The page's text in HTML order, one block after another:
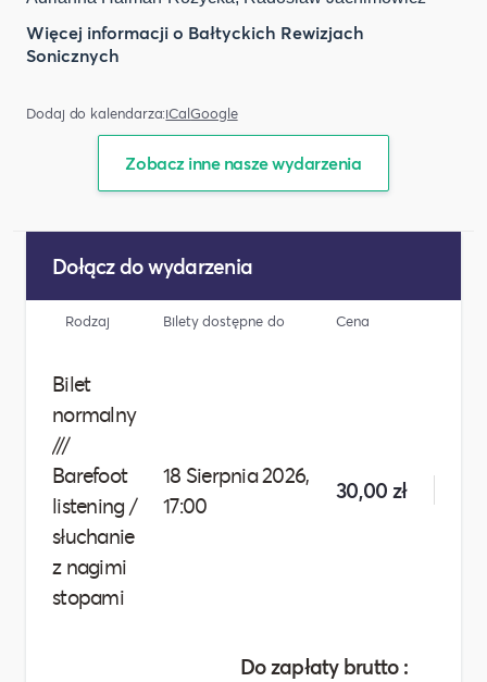
Więcej informacji o Bałtyckich Rewizjach
Sonicznych
Dodaj do kalendarza:iCalGoogle
Zobacz inne nasze wydarzenia
Dołącz do wydarzenia
Rodzaj Bilety dostępne do Cena
Bilet
normalny
///
Barefoot
listening /
słuchanie
z nagimi
stopami
18 Sierpnia 2026,
17:00
30,00 zł
Do zapłaty brutto :